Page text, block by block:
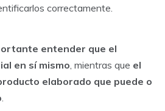
correctamente.
entender que el
en sí mismo, mientras que el
elaborado que puede o
.